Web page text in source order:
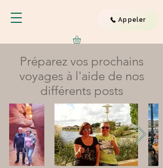
Appeler
Préparez vos prochains
voyages à l'aide de nos
différents posts